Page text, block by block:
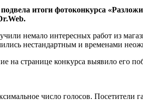
итоги фотоконкурса
немало интересных работ из
нестандартным и временами
на странице конкурса выявило его
число голосов.